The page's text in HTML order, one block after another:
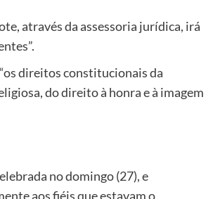
através da assessoria jurídica, irá
direitos constitucionais da
do direito à honra e à imagem
no domingo (27), e
aos fiéis que estavam o